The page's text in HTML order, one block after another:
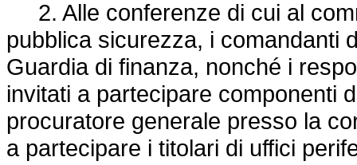
2. Alle conferenze di cui al
pubblica sicurezza, i comandanti
Guardia di finanza, nonché i
invitati a partecipare componenti
procuratore generale presso la
a partecipare i titolari di uffici